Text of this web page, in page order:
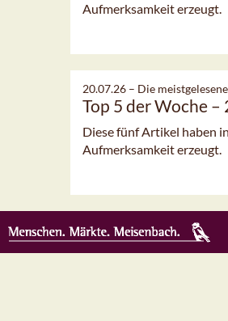
Aufmerksamkeit erzeugt.
20.07.26 – Die
Top 5 der Woche
Diese fünf Artikel haben
Aufmerksamkeit erzeugt.